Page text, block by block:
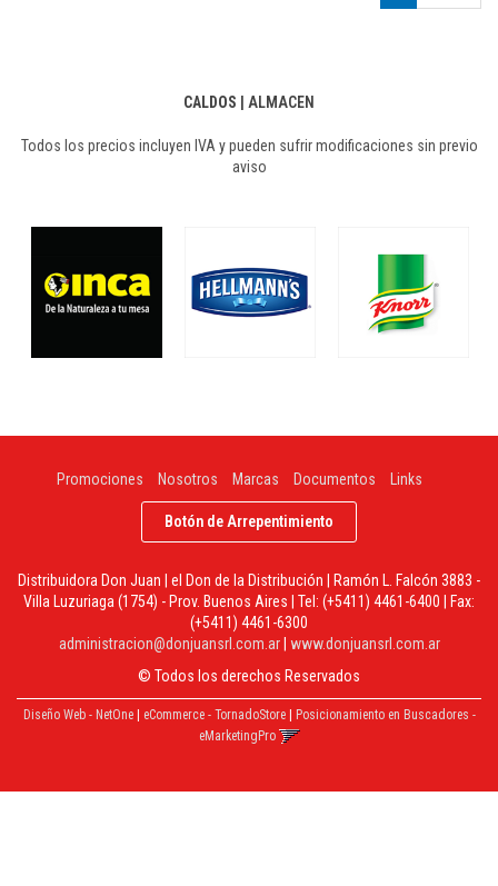
CALDOS ALMACEN
Todos los precios incluyen IVA y pueden sufrir modificaciones sin previo
aviso
Promociones Nosotros Marcas Documentos Links
Botón de Arrepentimiento
Distribuidora Don Juan | el Don de la Distribución | Ramón L. Falcón 3883 -
Villa Luzuriaga (1754) - Prov. Buenos Aires | Tel: (+5411) 4461-6400 | Fax:
(+5411) 4461-6300
administracion@donjuansrl.com.ar| www.donjuansrl.com.ar
© Todos los derechos Reservados
Diseño Web - NetOne| eCommerce - TornadoStore|
Posicionamiento en Buscadores -
eMarketingPro